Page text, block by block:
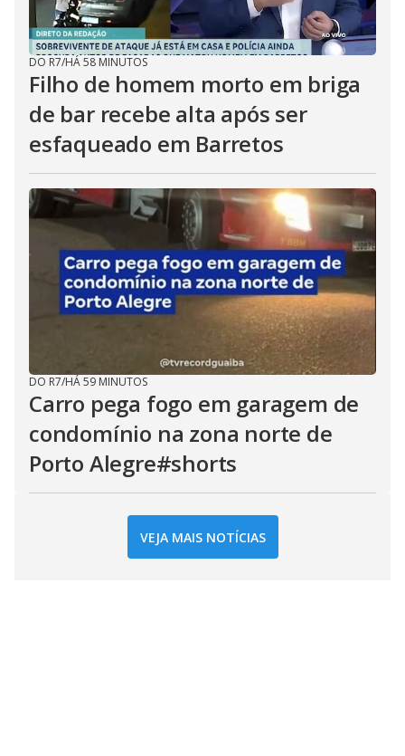
DO R7/HÁ 58 MINUTOS
Filho de homem morto em briga
de bar recebe alta após ser
esfaqueado em Barretos
DO R7/HÁ 59 MINUTOS
Carro pega fogo em garagem de
condomínio na zona norte de
Porto Alegre#shorts
VEJA MAIS NOTÍCIAS